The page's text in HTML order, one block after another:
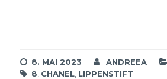
8. MAI 2023 ANDREEA
8 CHANEL, LIPPENSTIFT